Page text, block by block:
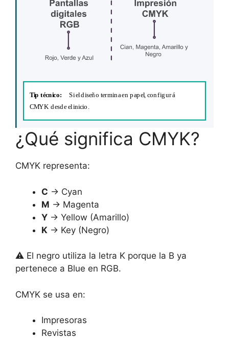
¿Qué significa CMYK?
CMYK representa:
C → Cyan
M → Magenta
Y → Yellow (Amarillo)
K → Key (Negro)
⚠️ El negro utiliza la letra K porque la B ya
pertenece a Blue en RGB.
CMYK se usa en:
Impresoras
Revistas